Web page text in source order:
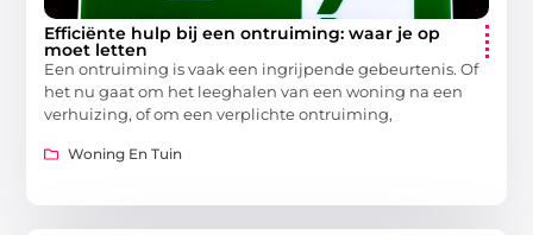
Efficiënte hulp bij een ontruiming: waar je op
moet letten
Een ontruiming is vaak een ingrijpende gebeurtenis. Of
het nu gaat om het leeghalen van een woning na een
verhuizing, of om een verplichte ontruiming,
Woning En Tuin